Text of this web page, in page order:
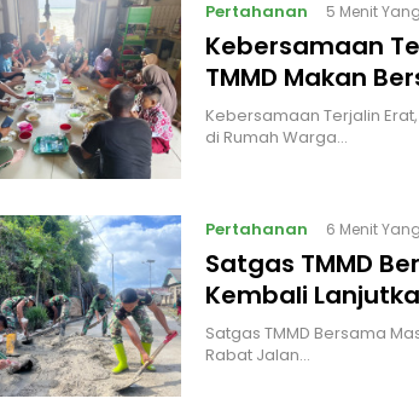
Pertahanan 5 Menit
Kebersamaan
TMMD Makan
Kebersamaan Terjalin
di Rumah Warga…
Pertahanan 6 Menit
Satgas TMMD
Kembali
Satgas TMMD Bersama
Rabat Jalan…